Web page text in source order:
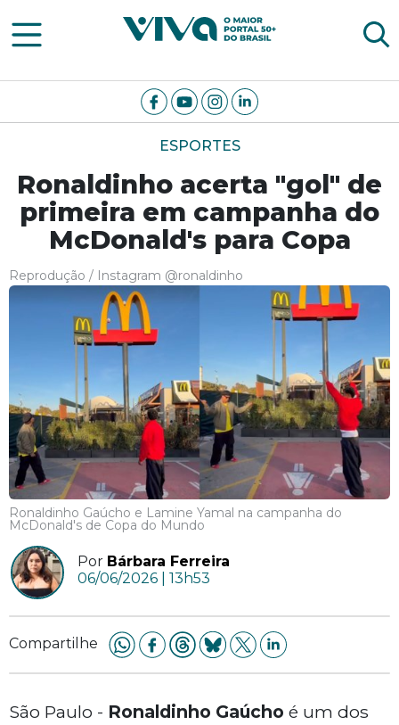
Viva Notícias
ESPORTES
Ronaldinho acerta "gol" de
primeira em campanha do
McDonald's para Copa
Reprodução / Instagram @ronaldinho
Ronaldinho Gaúcho e Lamine Yamal na campanha do
McDonald's de Copa do Mundo
Por Bárbara Ferreira
06/06/2026 | 13h53
Compartilhe
São Paulo - Ronaldinho Gaúcho é um dos